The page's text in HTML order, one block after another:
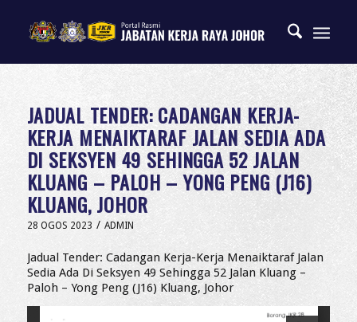
JADUAL TENDER: CADANGAN KERJA-
KERJA MENAIKTARAF JALAN SEDIA ADA
DI SEKSYEN 49 SEHINGGA 52 JALAN
KLUANG – PALOH – YONG PENG (J16)
KLUANG, JOHOR
28 OGOS 2023 / ADMIN
Jadual Tender: Cadangan Kerja-Kerja Menaiktaraf Jalan
Sedia Ada Di Seksyen 49 Sehingga 52 Jalan Kluang –
Paloh – Yong Peng (J16) Kluang, Johor